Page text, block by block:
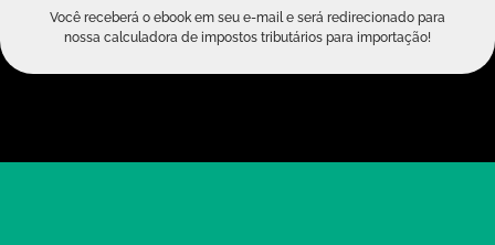
Você receberá o ebook em seu e-mail e será redirecionado para
nossa calculadora de impostos tributários para importação!